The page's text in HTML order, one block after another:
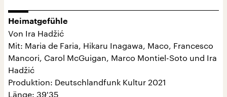
Heimatgefühle
Von Ira Hadžić
Mit: Maria de Faria, Hikaru Inagawa, Maco, Francesco
Mancori, Carol McGuigan, Marco Montiel-Soto und Ira
Hadžić
Produktion: Deutschlandfunk Kultur 2021
Länge: 39'35